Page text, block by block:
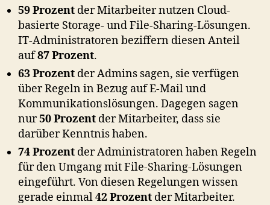
59 Prozent der Mitarbeiter nutzen Cloud-
basierte Storage- und File-Sharing-Lösungen.
IT-Administratoren beziffern diesen Anteil
auf87 Prozent.
63 Prozent der Admins sagen, sie verfügen
über Regeln in Bezug auf E-Mail und
Kommunikationslösungen. Dagegen sagen
nur50 Prozent der Mitarbeiter, dass sie
darüber Kenntnis haben.
74 Prozent der Administratoren haben Regeln
für den Umgang mit File-Sharing-Lösungen
eingeführt. Von diesen Regelungen wissen
gerade einmal42 Prozent der Mitarbeiter.